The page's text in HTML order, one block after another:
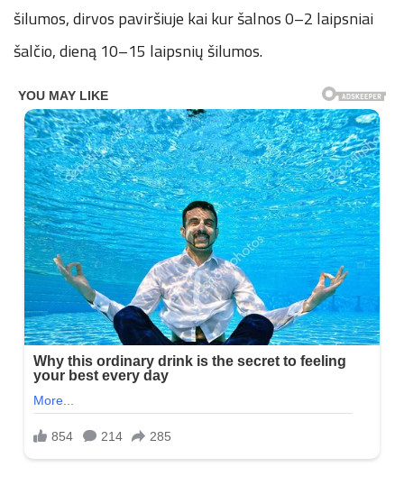
šilumos, dirvos paviršiuje kai kur šalnos 0–2 laipsniai
šalčio, dieną 10–15 laipsnių šilumos.